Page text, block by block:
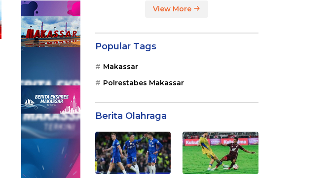
View More
Popular Tags
Makassar
Polrestabes Makassar
Berita Olahraga